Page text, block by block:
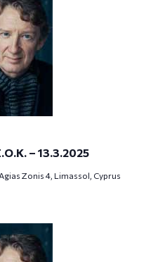
– 13.3.2025
Agias Zonis 4, Limassol, Cyprus